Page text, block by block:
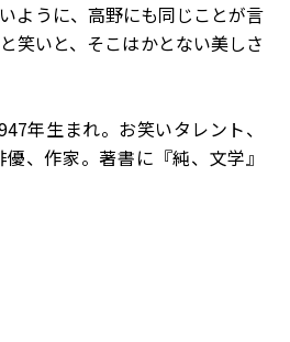
ように、高野にも同じことが言
笑いと、そこはかとない美しさ
年生まれ。お笑いタレント、
、作家。著書に『純、文学』